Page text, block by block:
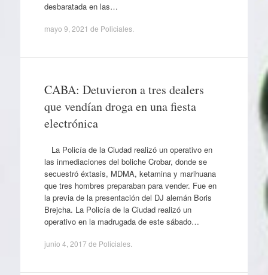
desbaratada en las…
mayo 9, 2021 de Policiales.
CABA: Detuvieron a tres dealers
que vendían droga en una fiesta
electrónica
La Policía de la Ciudad realizó un operativo en
las inmediaciones del boliche Crobar, donde se
secuestró éxtasis, MDMA, ketamina y marihuana
que tres hombres preparaban para vender. Fue en
la previa de la presentación del DJ alemán Boris
Brejcha. La Policía de la Ciudad realizó un
operativo en la madrugada de este sábado…
junio 4, 2017 de Policiales.